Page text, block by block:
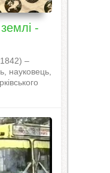
-
–
науковець,